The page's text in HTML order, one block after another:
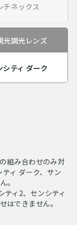
チネックス
光調光レンズ
シティ ダーク
組み合わせのみ対
ィ ダーク、サン
。
ィ2、センシティ
はできません。